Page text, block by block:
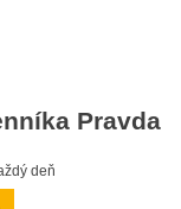
Pravda
deň